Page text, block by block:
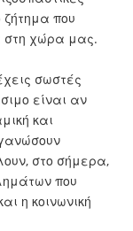
ζήτημα που
στη χώρα μας.
σωστές
είναι αν
και
στο σήμερα,
που
η κοινωνική